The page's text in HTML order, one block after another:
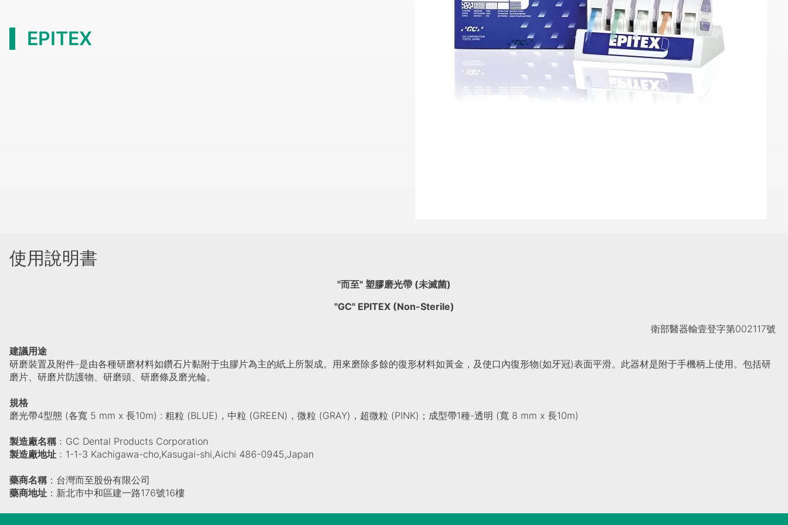
EPITEX
使用說明書
"而至" 塑膠磨光帶 (未滅菌)
"GC" EPITEX (Non-Sterile)
衛部醫器輸壹登字第002117號
建議用途
研磨裝置及附件-是由各種研磨材料如鑽石片黏附于虫膠片為主的紙上所製成。用來磨除多餘的復形材料如黃金，及使口內復形物(如牙冠)表面平滑。此器材是附于手機柄上使用。包括研
磨片、研磨片防護物、研磨頭、研磨條及磨光輪。
規格
磨光帶4型態 (各寬 5 mm x 長10m) : 粗粒 (BLUE)，中粒 (GREEN)，微粒 (GRAY)，超微粒 (PINK)；成型帶1種-透明 (寬 8 mm x 長10m)
製造廠名稱 ﹕GC Dental Products Corporation
製造廠地址 ﹕1-1-3 Kachigawa-cho,Kasugai-shi,Aichi 486-0945,Japan
藥商名稱 ：台灣而至股份有限公司
藥商地址 ：新北市中和區建一路176號16樓